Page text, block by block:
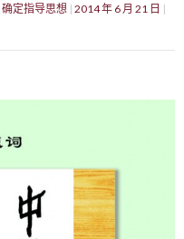
定指导思想 2014 年 6 月 21 日